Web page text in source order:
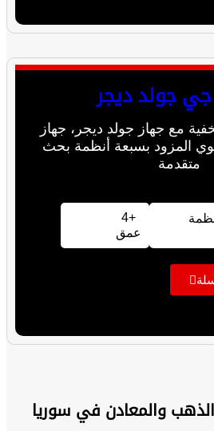
جولد ديجر
مع جهاز جولد ديجر، جهاز
المزود بسبعة أنظمة بحث
متقدمة
+4
عمق
والمعادن في سوريا